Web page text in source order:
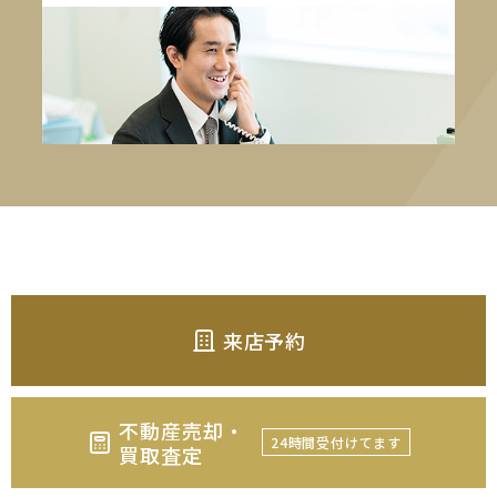
来店予約
不動産売却・
買取査定
24時間受付けてます